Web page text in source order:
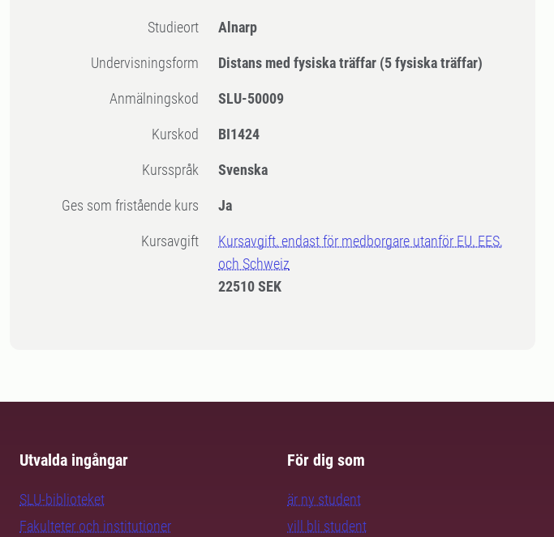
Studieort Alnarp
Undervisningsform Distans med fysiska träffar (5 fysiska träffar)
Anmälningskod SLU-50009
Kurskod BI1424
Kursspråk Svenska
Ges som fristående kurs Ja
Kursavgift
Kursavgift, endast för medborgare utanför EU, EES,
och Schweiz
22510 SEK
Utvalda ingångar
SLU-biblioteket
Fakulteter och institutioner
För dig som
är ny student
vill bli student